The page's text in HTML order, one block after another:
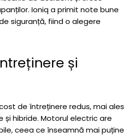
Ioniq a primit note bune
siguranță, fiind o alegere
și
de întreținere redus, mai ales
și hibride. Motorul electric are
ceea ce înseamnă mai puține